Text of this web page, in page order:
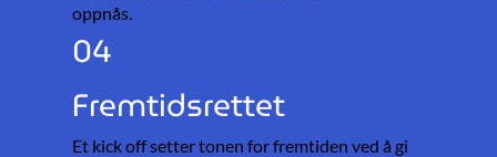
oppnås.
04
Fremtidsrettet
Et kick off setter tonen for fremtiden ved å gi